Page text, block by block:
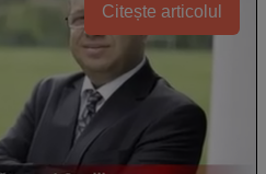
Citește articolul